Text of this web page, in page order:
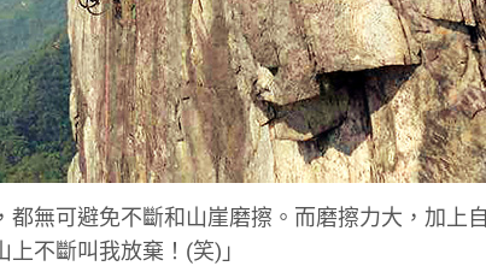
都無可避免不斷和山崖磨擦。而磨擦力大，加上
不斷叫我放棄！(笑)」